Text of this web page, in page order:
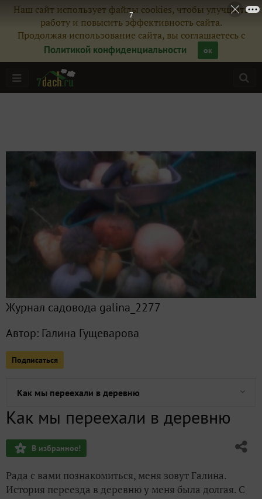
Наш сайт использует файлы cookies, чтобы улучшить
работу и повысить эффективность сайта.
Продолжая использование сайта, вы соглашаетесь с
Политикой конфиденциальности
ок
Журнал садовода galina_2277
Автор: Галина Гущеварова
Подписаться
Все публикации
Сейчас обсуждают
От кур к козам. Что будет дальше!!!
Как получить землю в деревне
Как мы нашли своё место для родового поместья
Каркасный дом
Как мы переехали в деревню
Как мы переехали в деревню
В избранное!
Рада с вами познакомиться, меня зовут Галина.
История переезда в деревню у меня была долгая. С
6